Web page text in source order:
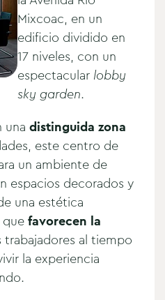
Mixcoac, en un
edificio dividido en
17 niveles, con un
espectacular lobby
sky garden.
una distinguida zona
este centro de
un ambiente de
espacios decorados y
una estética
favorecen la
trabajadores al tiempo
la experiencia